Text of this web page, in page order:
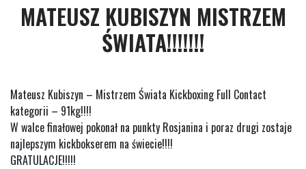
MATEUSZ KUBISZYN MISTRZEM
ŚWIATA!!!!!!!
Mateusz Kubiszyn – Mistrzem Świata Kickboxing Full Contact
kategorii – 91kg!!!!
W walce finałowej pokonał na punkty Rosjanina i poraz drugi zostaje
najlepszym kickbokserem na świecie!!!!
GRATULACJE!!!!!